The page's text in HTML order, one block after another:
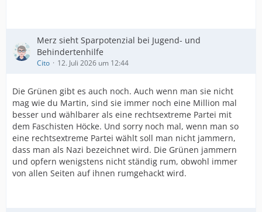
Merz sieht Sparpotenzial bei Jugend- und
Behindertenhilfe
Cito 12. Juli 2026 um 12:44
Die Grünen gibt es auch noch. Auch wenn man sie nicht
mag wie du Martin, sind sie immer noch eine Million mal
besser und wählbarer als eine rechtsextreme Partei mit
dem Faschisten Höcke. Und sorry noch mal, wenn man so
eine rechtsextreme Partei wählt soll man nicht jammern,
dass man als Nazi bezeichnet wird. Die Grünen jammern
und opfern wenigstens nicht ständig rum, obwohl immer
von allen Seiten auf ihnen rumgehackt wird.